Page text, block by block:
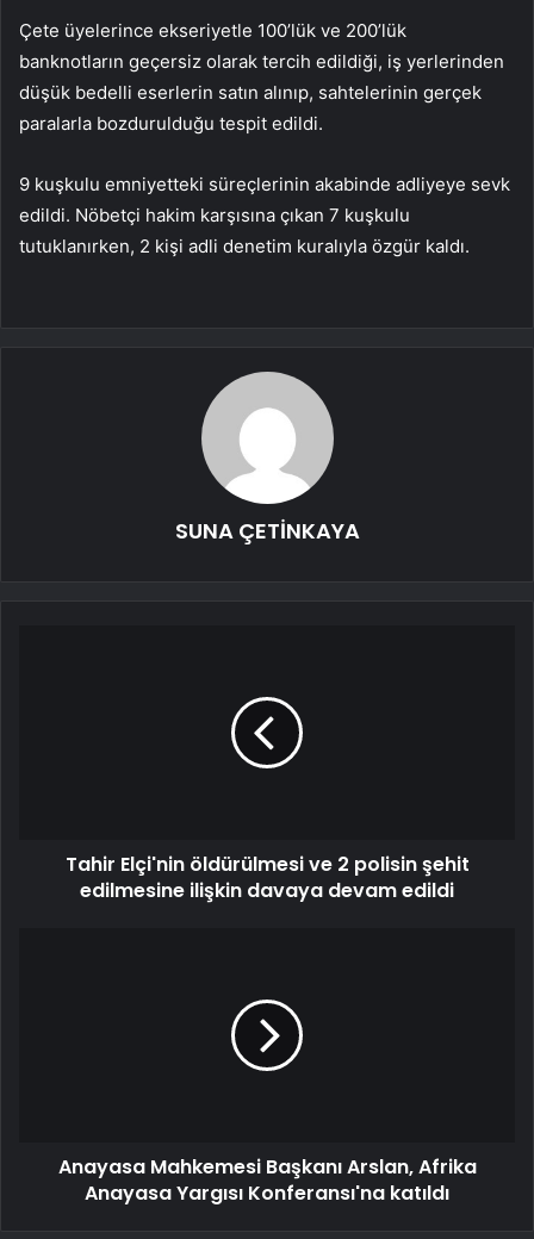
Çete üyelerince ekseriyetle 100’lük ve 200’lük
banknotların geçersiz olarak tercih edildiği, iş yerlerinden
düşük bedelli eserlerin satın alınıp, sahtelerinin gerçek
paralarla bozdurulduğu tespit edildi.
9 kuşkulu emniyetteki süreçlerinin akabinde adliyeye sevk
edildi. Nöbetçi hakim karşısına çıkan 7 kuşkulu
tutuklanırken, 2 kişi adli denetim kuralıyla özgür kaldı.
SUNA ÇETİNKAYA
Tahir Elçi'nin öldürülmesi ve 2 polisin şehit
edilmesine ilişkin davaya devam edildi
Anayasa Mahkemesi Başkanı Arslan, Afrika
Anayasa Yargısı Konferansı'na katıldı